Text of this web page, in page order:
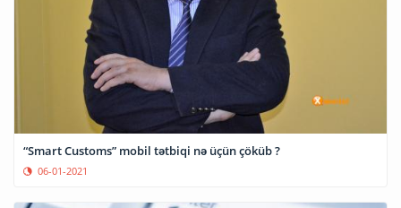
“Smart Customs” mobil tətbiqi nə üçün çöküb ?
06-01-2021